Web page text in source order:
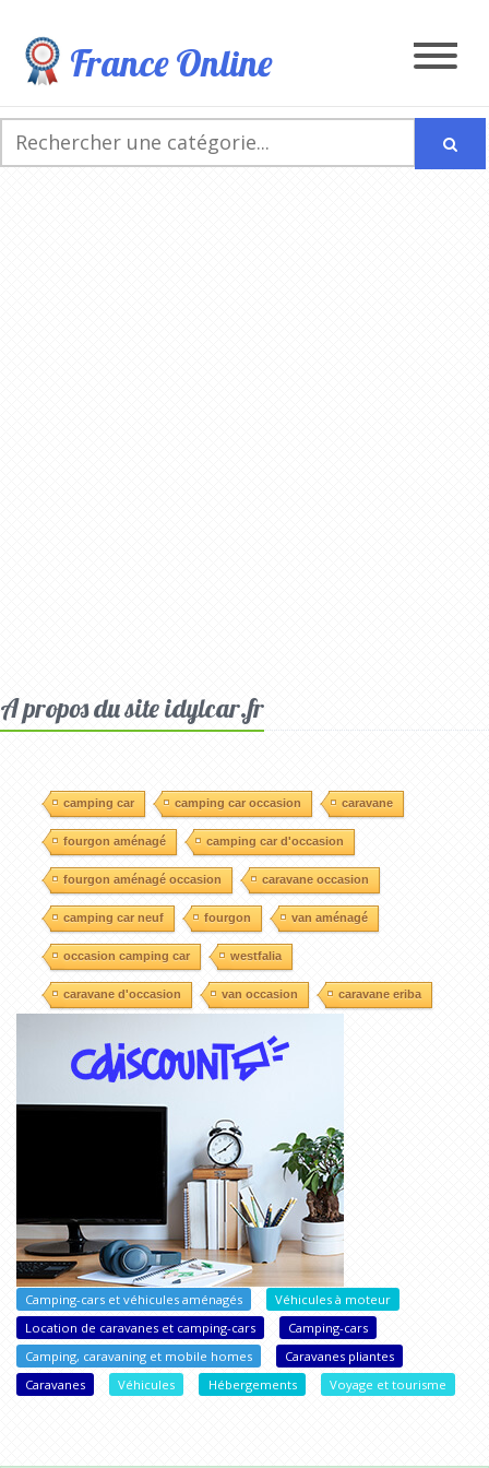
France Online
A propos du site idylcar.fr
camping car camping car occasion caravane
fourgon aménagé camping car d'occasion
fourgon aménagé occasion caravane occasion
camping car neuf fourgon van aménagé
occasion camping car westfalia
caravane d'occasion van occasion caravane eriba
Camping-cars et véhicules aménagés
Véhicules à moteur
Location de caravanes et camping-cars
Camping-cars
Camping, caravaning et mobile homes
Caravanes pliantes
Caravanes
Véhicules Hébergements Voyage et tourisme